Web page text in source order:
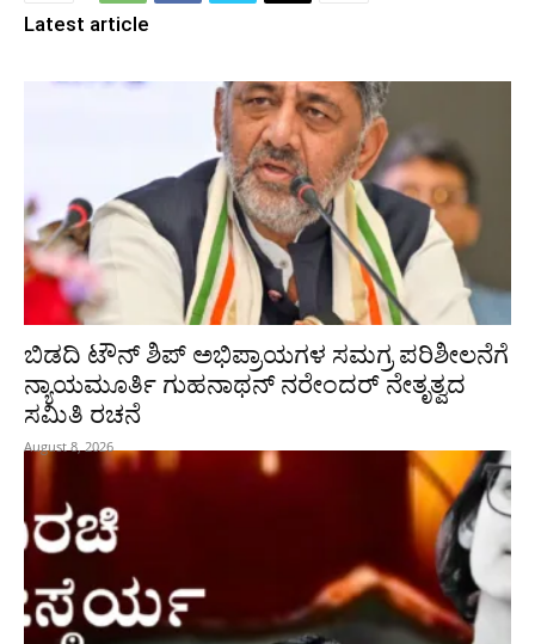
Latest article
ಬಿಡದಿ ಟೌನ್ ಶಿಪ್ ಅಭಿಪ್ರಾಯಗಳ ಸಮಗ್ರ ಪರಿಶೀಲನೆಗೆ
ನ್ಯಾಯಮೂರ್ತಿ ಗುಹನಾಥನ್ ನರೇಂದರ್ ನೇತೃತ್ವದ
ಸಮಿತಿ ರಚನೆ
August 8, 2026